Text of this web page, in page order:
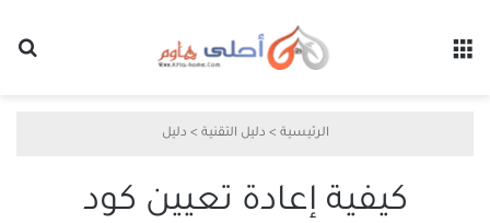
الرئيسية > دليل التقنية > دليل
كيفية إعادة تعيين كود